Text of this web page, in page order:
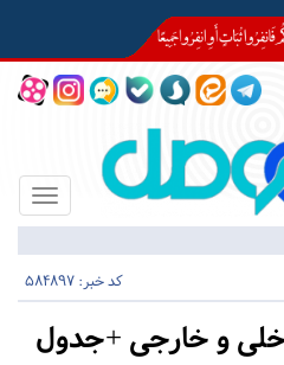
Toggle
کد خبر: 584897
و خارجی +جدول